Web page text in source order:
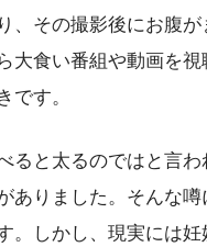
、その撮影後にお腹
大食い番組や動画を
です。
ると太るのではと言
ありました。そんな
。しかし、現実には